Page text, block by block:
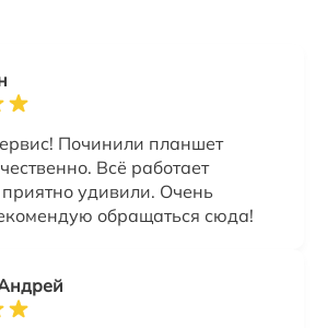
Починили планшет
Всё работает
удивили. Очень
обращаться сюда!